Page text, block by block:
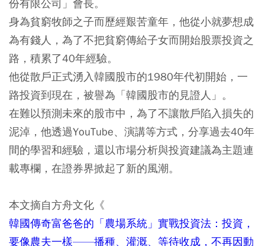
份有限公司」會長。
身為貧窮牧師之子而歷經艱苦童年，他從小就夢想成
為有錢人，為了不把貧窮傳給子女而開始股票投資之
路，積累了40年經驗。
他從散戶正式湧入韓國股市的1980年代初開始，一
路投資到現在，被譽為「韓國股市的見證人」。
在難以預測未來的股市中，為了不讓散戶陷入損失的
泥淖，他透過YouTube、演講等方式，分享過去40年
間的學習和經驗，還以市場分析與投資建議為主題連
載專欄，在證券界掀起了新的風潮。
本文摘自方舟文化《
韓國傳奇富爸爸的「農場系統」實戰投資法：投資，
要像農夫一樣——播種、灌溉、等待收成，不再因動